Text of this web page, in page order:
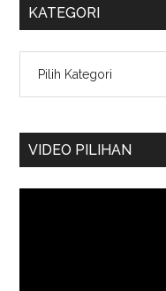
KATEGORI
VIDEO PILIHAN